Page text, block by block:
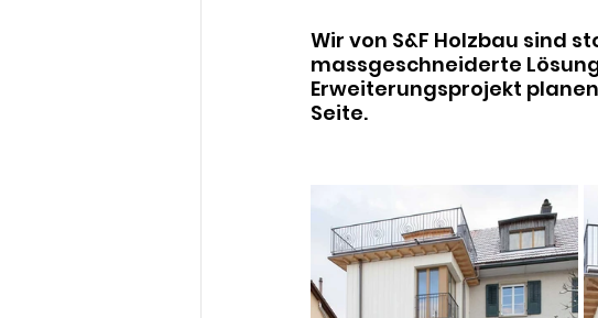
Wir von S&F Holzbau sind
massgeschneiderte
Erweiterungsprojekt
Seite.